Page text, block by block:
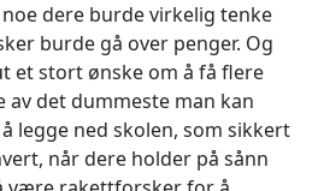
dere burde virkelig tenke
burde gå over penger. Og
et stort ønske om å få flere
av det dummeste man kan
legge ned skolen, som sikkert
når dere holder på sånn